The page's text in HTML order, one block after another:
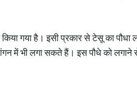
गया है। इसी प्रकार से टेसू का पौधा
में भी लगा सकते हैं। इस पौधे को